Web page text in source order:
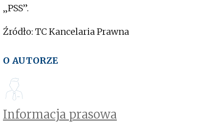
„PSS”.
Źródło: TC Kancelaria Prawna
O AUTORZE
Informacja prasowa